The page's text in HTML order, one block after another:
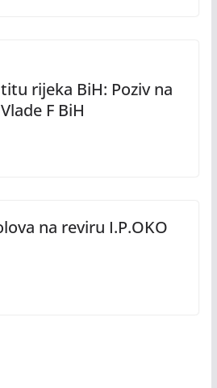
rijeka BiH: Poziv na
F BiH
na reviru I.P.OKO